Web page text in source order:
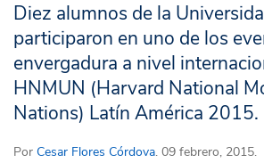
Diez alumnos de la
participaron en uno de los
envergadura a nivel
HNMUN (Harvard National
Nations) Latín América 2015.
Por Cesar Flores Córdova. 09 febrero, 2015.